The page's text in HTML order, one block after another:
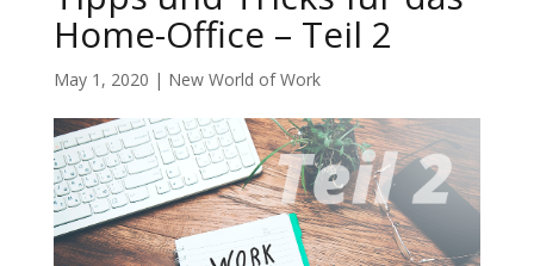
Home-Office – Teil 2
May 1, 2020 | New World of Work